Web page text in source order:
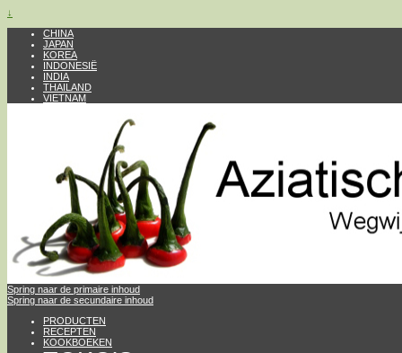
↓
CHINA
JAPAN
KOREA
INDONESIË
INDIA
THAILAND
VIETNAM
Spring naar de primaire inhoud
Spring naar de secundaire inhoud
PRODUCTEN
RECEPTEN
KOOKBOEKEN